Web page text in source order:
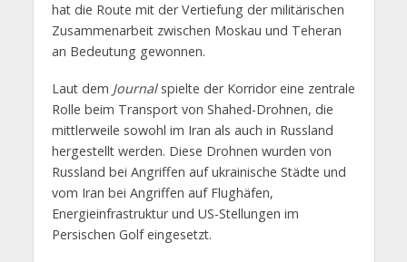
hat die Route mit der Vertiefung der militärischen
Zusammenarbeit zwischen Moskau und Teheran
an Bedeutung gewonnen.
Laut dem Journalspielte der Korridor eine zentrale
Rolle beim Transport von Shahed-Drohnen, die
mittlerweile sowohl im Iran als auch in Russland
hergestellt werden. Diese Drohnen wurden von
Russland bei Angriffen auf ukrainische Städte und
vom Iran bei Angriffen auf Flughäfen,
Energieinfrastruktur und US-Stellungen im
Persischen Golf eingesetzt.